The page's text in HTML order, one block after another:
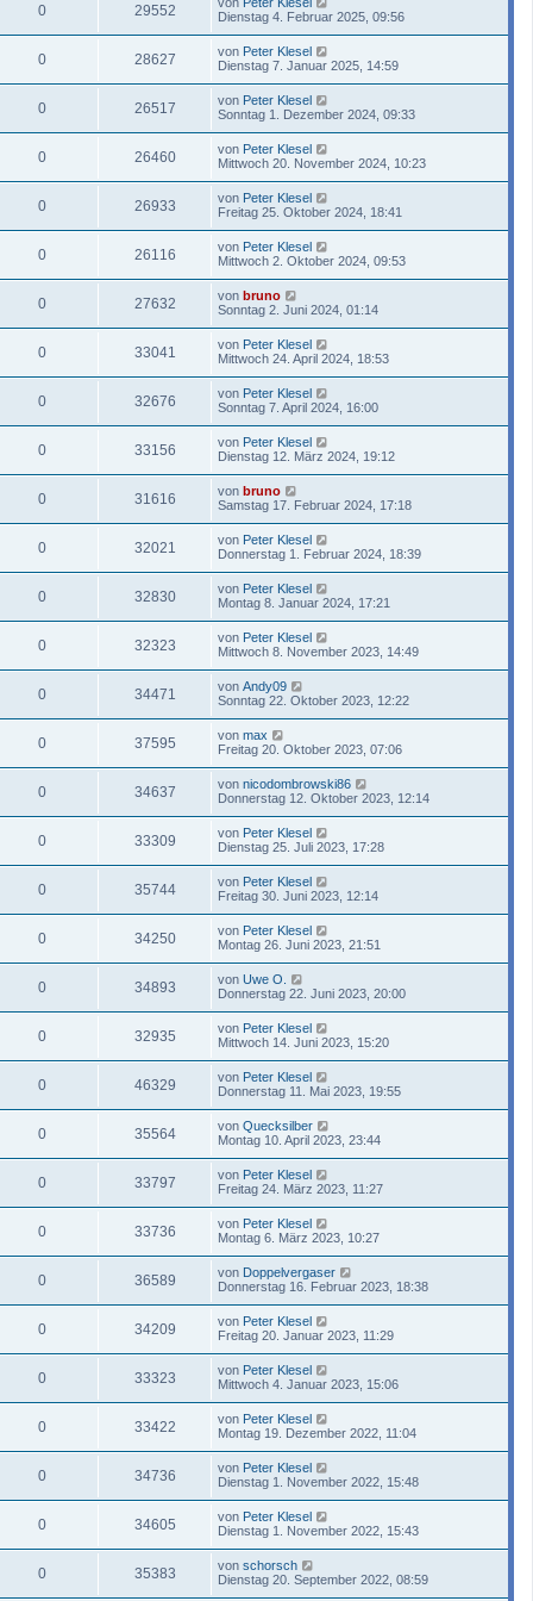
0 29552
Dienstag 4. Februar 2025, 09:56
0 28627 von Peter Klesel
Dienstag 7. Januar 2025, 14:59
0 26517 von Peter Klesel
Sonntag 1. Dezember 2024, 09:33
0 26460 von Peter Klesel
Mittwoch 20. November 2024, 10:23
0 26933 von Peter Klesel
Freitag 25. Oktober 2024, 18:41
0 26116 von Peter Klesel
Mittwoch 2. Oktober 2024, 09:53
0 27632 von bruno
Sonntag 2. Juni 2024, 01:14
0 33041 von Peter Klesel
Mittwoch 24. April 2024, 18:53
0 32676 von Peter Klesel
Sonntag 7. April 2024, 16:00
0 33156 von Peter Klesel
Dienstag 12. März 2024, 19:12
0 31616 von bruno
Samstag 17. Februar 2024, 17:18
0 32021 von Peter Klesel
Donnerstag 1. Februar 2024, 18:39
0 32830 von Peter Klesel
Montag 8. Januar 2024, 17:21
0 32323 von Peter Klesel
Mittwoch 8. November 2023, 14:49
0 34471 von Andy09
Sonntag 22. Oktober 2023, 12:22
0 37595 von max
Freitag 20. Oktober 2023, 07:06
0 34637 von nicodombrowski86
Donnerstag 12. Oktober 2023, 12:14
0 33309 von Peter Klesel
Dienstag 25. Juli 2023, 17:28
0 35744 von Peter Klesel
Freitag 30. Juni 2023, 12:14
0 34250 von Peter Klesel
Montag 26. Juni 2023, 21:51
0 34893 von Uwe O.
Donnerstag 22. Juni 2023, 20:00
0 32935 von Peter Klesel
Mittwoch 14. Juni 2023, 15:20
0 46329 von Peter Klesel
Donnerstag 11. Mai 2023, 19:55
0 35564 von Quecksilber
Montag 10. April 2023, 23:44
0 33797 von Peter Klesel
Freitag 24. März 2023, 11:27
0 33736 von Peter Klesel
Montag 6. März 2023, 10:27
0 36589 von Doppelvergaser
Donnerstag 16. Februar 2023, 18:38
0 34209 von Peter Klesel
Freitag 20. Januar 2023, 11:29
0 33323 von Peter Klesel
Mittwoch 4. Januar 2023, 15:06
0 33422 von Peter Klesel
Montag 19. Dezember 2022, 11:04
0 34736 von Peter Klesel
Dienstag 1. November 2022, 15:48
0 34605 von Peter Klesel
Dienstag 1. November 2022, 15:43
0 35383 von schorsch
Dienstag 20. September 2022, 08:59